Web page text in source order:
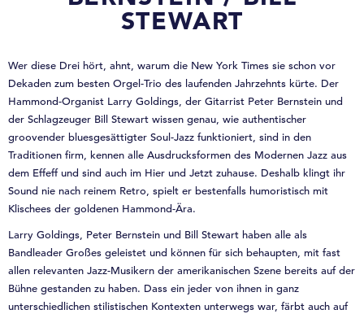
STEWART
Wer diese Drei hört, ahnt, warum die New York Times sie schon vor
Dekaden zum besten Orgel-Trio des laufenden Jahrzehnts kürte. Der
Hammond-Organist Larry Goldings, der Gitarrist Peter Bernstein und
der Schlagzeuger Bill Stewart wissen genau, wie authentischer
groovender bluesgesättigter Soul-Jazz funktioniert, sind in den
Traditionen firm, kennen alle Ausdrucksformen des Modernen Jazz aus
dem Effeff und sind auch im Hier und Jetzt zuhause. Deshalb klingt ihr
Sound nie nach reinem Retro, spielt er bestenfalls humoristisch mit
Klischees der goldenen Hammond-Ära.
Larry Goldings, Peter Bernstein und Bill Stewart haben alle als
Bandleader Großes geleistet und können für sich behaupten, mit fast
allen relevanten Jazz-Musikern der amerikanischen Szene bereits auf der
Bühne gestanden zu haben. Dass ein jeder von ihnen in ganz
unterschiedlichen stilistischen Kontexten unterwegs war, färbt auch auf